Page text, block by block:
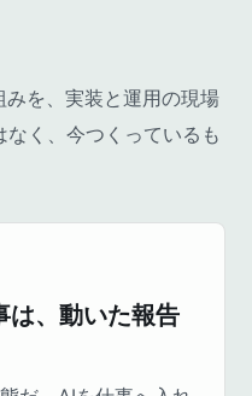
を、実装と運用の現場
く、今つくっているも
は、動いた報告